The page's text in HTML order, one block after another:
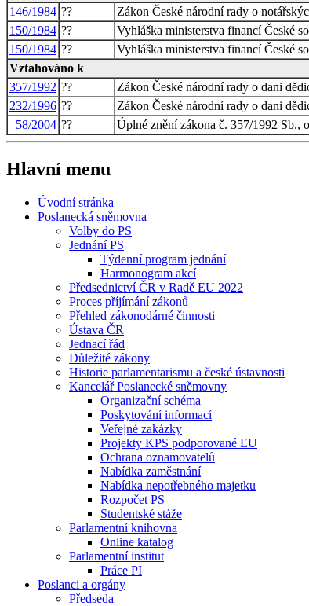
146/1984 ??
Zákon České národní rady o
150/1984 ??
Vyhláška ministerstva financí České
150/1984 ??
Vyhláška ministerstva financí České
Vztahováno k
357/1992 ??
Zákon České národní rady o dani
232/1996 ??
Zákon České národní rady o dani
58/2004 ?? Úplné znění zákona č. 357/1992 Sb.,
Hlavní menu
Úvodní stránka
Poslanecká sněmovna
Volby do PS
Jednání PS
Týdenní program jednání
Harmonogram akcí
Předsednictví ČR v Radě EU 2022
Proces příjímání zákonů
Přehled zákonodárné činnosti
Ústava ČR
Jednací řád
Důležité zákony
Historie parlamentarismu a české ústavnosti
Kancelář Poslanecké sněmovny
Organizační schéma
Poskytování informací
Veřejné zakázky
Projekty KPS podporované EU
Ochrana oznamovatelů
Nabídka zaměstnání
Nabídka nepotřebného majetku
Rozpočet PS
Studentské stáže
Parlamentní knihovna
Online katalog
Parlamentní institut
Práce PI
Poslanci a orgány
Předseda